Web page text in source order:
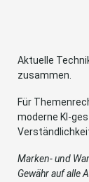
Aktuelle
zusammen.
Für
moderne KI-
Marken- und
Gewähr auf alle